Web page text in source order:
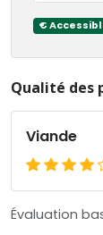
€
Qualité des
Viande
Évaluation